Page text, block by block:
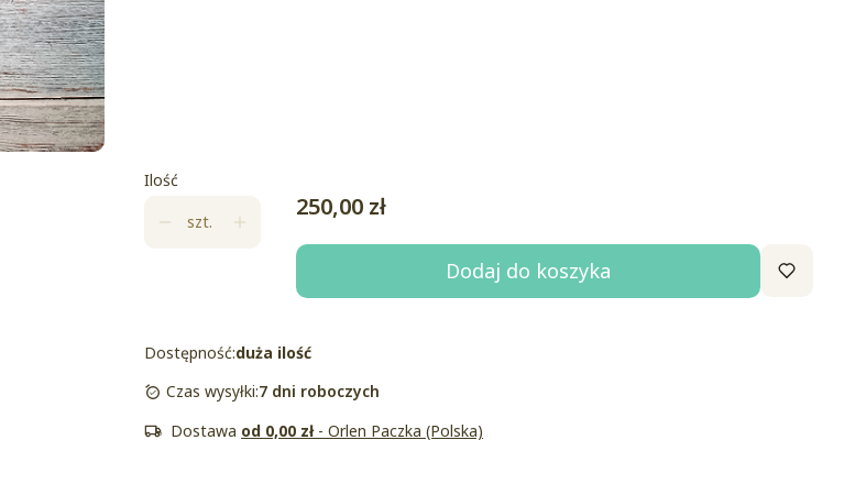
Ilość
szt.
Cena
250,00 zł
Dodaj do koszyka
Dostępność:duża ilość
Czas wysyłki:7 dni roboczych
Dostawa od 0,00 zł - Orlen Paczka (Polska)